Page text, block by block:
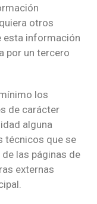
otros
esta información
por un tercero
los
de carácter
alguna
técnicos que se
las páginas de
externas